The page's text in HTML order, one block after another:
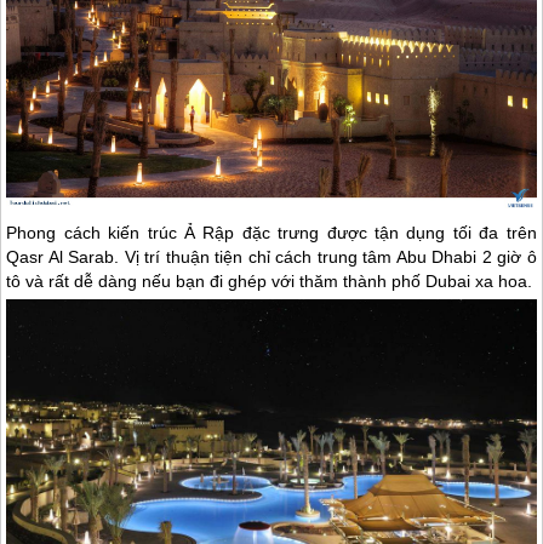
Phong cách kiến trúc Ả Rập đặc trưng được tận dụng tối đa trên
Qasr Al Sarab. Vị trí thuận tiện chỉ cách trung tâm Abu Dhabi 2 giờ ô
tô và rất dễ dàng nếu bạn đi ghép với thăm thành phố Dubai xa hoa.